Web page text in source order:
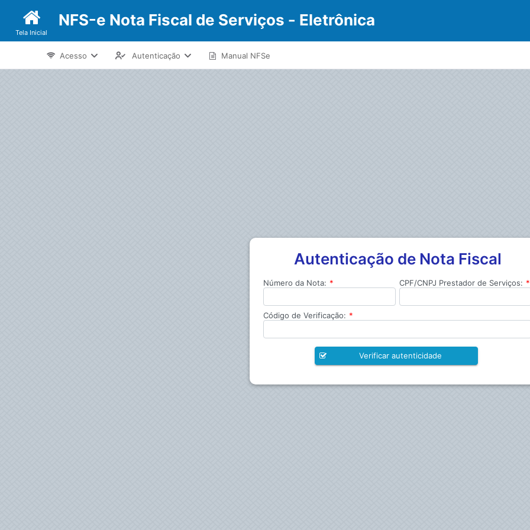
Tela Inicial
NFS-e Nota Fiscal de Serviços - Eletrônica
Acesso Autenticação Manual NFSe
Autenticação de Nota Fiscal
Número da Nota: * CPF/CNPJ Prestador de Serviços: *
Código de Verificação: *
Verificar autenticidade